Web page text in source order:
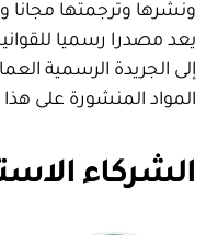
يعد مصدرا رسميا
إلى الجريدة الرسمية
المواد المنشورة على
الشركاء